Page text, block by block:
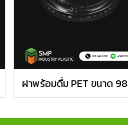
ฝาพร้อมดื่ม PET ขนาด 98